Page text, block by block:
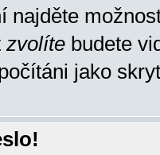
najděte
zvolíte budete
jako